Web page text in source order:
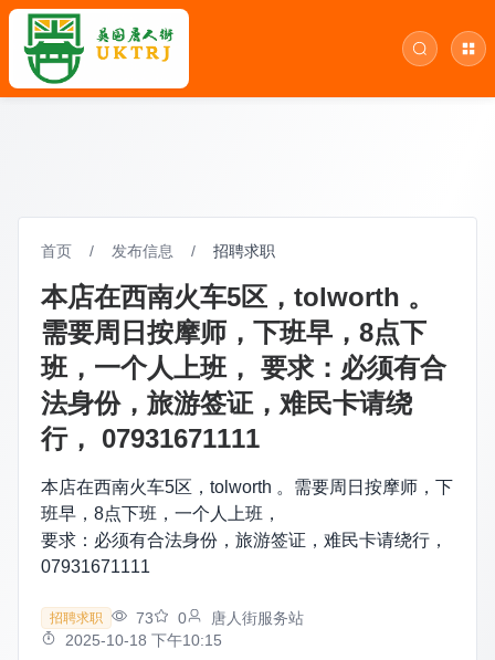
首页 / 发布信息 / 招聘求职
本店在西南火车5区，tolworth 。
需要周日按摩师，下班早，8点下
班，一个人上班， 要求：必须有合
法身份，旅游签证，难民卡请绕
行， 07931671111
本店在西南火车5区，tolworth 。需要周日按摩师，下
班早，8点下班，一个人上班，
要求：必须有合法身份，旅游签证，难民卡请绕行，
07931671111
招聘求职 73 0
唐人街服务站
2025-10-18 下午10:15